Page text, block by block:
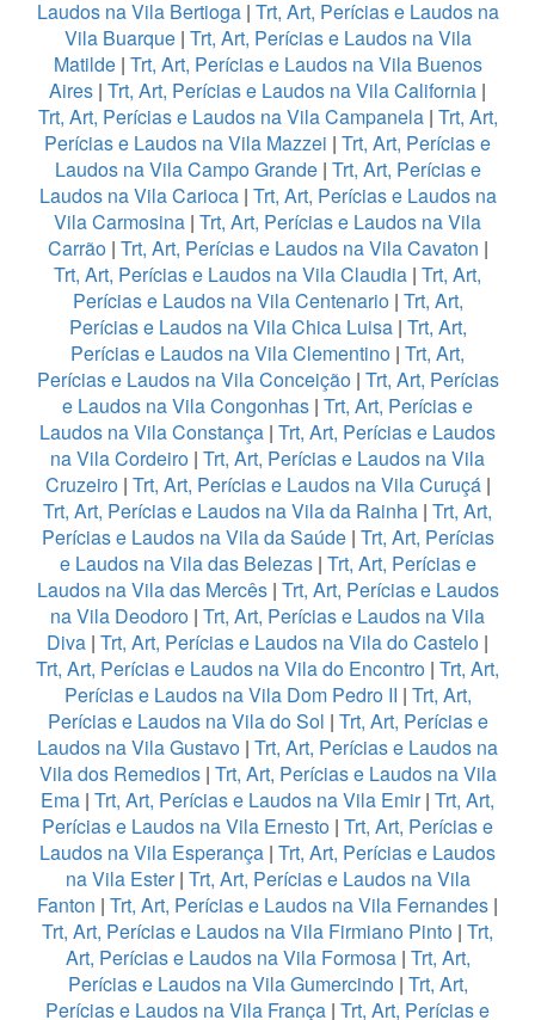
Laudos na Vila Bertioga| Trt, Art, Perícias e Laudos na
Vila Buarque| Trt, Art, Perícias e Laudos na Vila
Matilde| Trt, Art, Perícias e Laudos na Vila Buenos
Aires | Trt, Art, Perícias e Laudos na Vila California |
Trt, Art, Perícias e Laudos na Vila Campanela| Trt, Art,
Perícias e Laudos na Vila Mazzei | Trt, Art, Perícias e
Laudos na Vila Campo Grande| Trt, Art, Perícias e
Laudos na Vila Carioca| Trt, Art, Perícias e Laudos na
Vila Carmosina | Trt, Art, Perícias e Laudos na Vila
Carrão| Trt, Art, Perícias e Laudos na Vila Cavaton |
Trt, Art, Perícias e Laudos na Vila Claudia | Trt, Art,
Perícias e Laudos na Vila Centenario| Trt, Art,
Perícias e Laudos na Vila Chica Luisa | Trt, Art,
Perícias e Laudos na Vila Clementino | Trt, Art,
Perícias e Laudos na Vila Conceição| Trt, Art, Perícias
e Laudos na Vila Congonhas | Trt, Art, Perícias e
Laudos na Vila Constança | Trt, Art, Perícias e Laudos
na Vila Cordeiro | Trt, Art, Perícias e Laudos na Vila
Cruzeiro | Trt, Art, Perícias e Laudos na Vila Curuçá |
Trt, Art, Perícias e Laudos na Vila da Rainha | Trt, Art,
Perícias e Laudos na Vila da Saúde| Trt, Art, Perícias
e Laudos na Vila das Belezas| Trt, Art, Perícias e
Laudos na Vila das Mercês| Trt, Art, Perícias e Laudos
na Vila Deodoro | Trt, Art, Perícias e Laudos na Vila
Diva | Trt, Art, Perícias e Laudos na Vila do Castelo |
Trt, Art, Perícias e Laudos na Vila do Encontro | Trt, Art,
Perícias e Laudos na Vila Dom Pedro II | Trt, Art,
Perícias e Laudos na Vila do Sol | Trt, Art, Perícias e
Laudos na Vila Gustavo | Trt, Art, Perícias e Laudos na
Vila dos Remedios| Trt, Art, Perícias e Laudos na Vila
Ema | Trt, Art, Perícias e Laudos na Vila Emir| Trt, Art,
Perícias e Laudos na Vila Ernesto | Trt, Art, Perícias e
Laudos na Vila Esperança | Trt, Art, Perícias e Laudos
na Vila Ester| Trt, Art, Perícias e Laudos na Vila
Fanton | Trt, Art, Perícias e Laudos na Vila Fernandes |
Trt, Art, Perícias e Laudos na Vila Firmiano Pinto | Trt,
Art, Perícias e Laudos na Vila Formosa| Trt, Art,
Perícias e Laudos na Vila Gumercindo| Trt, Art,
Perícias e Laudos na Vila França | Trt, Art, Perícias e